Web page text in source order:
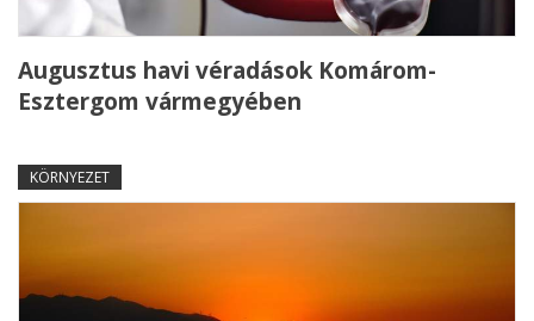
Augusztus havi véradások Komárom-
Esztergom vármegyében
KÖRNYEZET